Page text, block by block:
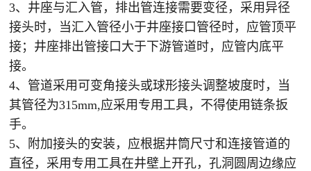
3、井座与汇入管，排出管连接需要变径，采用异径
接头时，当汇入管径小于井座接口管径时，应管顶平
接；井座排出管接口大于下游管道时，应管内底平
接。
4、管道采用可变角接头或球形接头调整坡度时，当
其管径为315mm,应采用专用工具，不得使用链条扳
手。
5、附加接头的安装，应根据井筒尺寸和连接管道的
直径，采用专用工具在井壁上开孔，孔洞圆周边缘应